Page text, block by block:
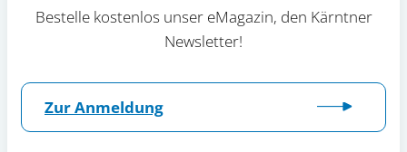
Bestelle kostenlos unser eMagazin, den Kärntner
Newsletter!
Zur Anmeldung